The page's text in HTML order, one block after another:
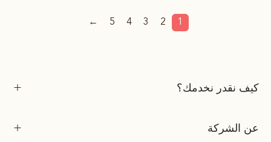
1
2
3
4
5
←
كيف نقدر نخدمك؟
عن الشركة